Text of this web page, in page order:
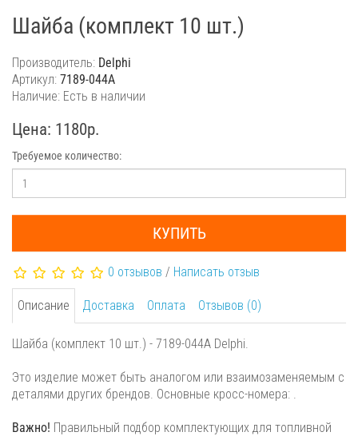
Шайба (комплект 10 шт.)
Производитель: Delphi
Артикул: 7189-044A
Наличие: Есть в наличии
Цена: 1180р.
Требуемое количество:
КУПИТЬ
0 отзывов / Написать отзыв
Описание Доставка Оплата Отзывов (0)
Шайба (комплект 10 шт.) - 7189-044A Delphi.
Это изделие может быть аналогом или взаимозаменяемым с
деталями других брендов. Основные кросс-номера: .
Важно! Правильный подбор комплектующих для топливной